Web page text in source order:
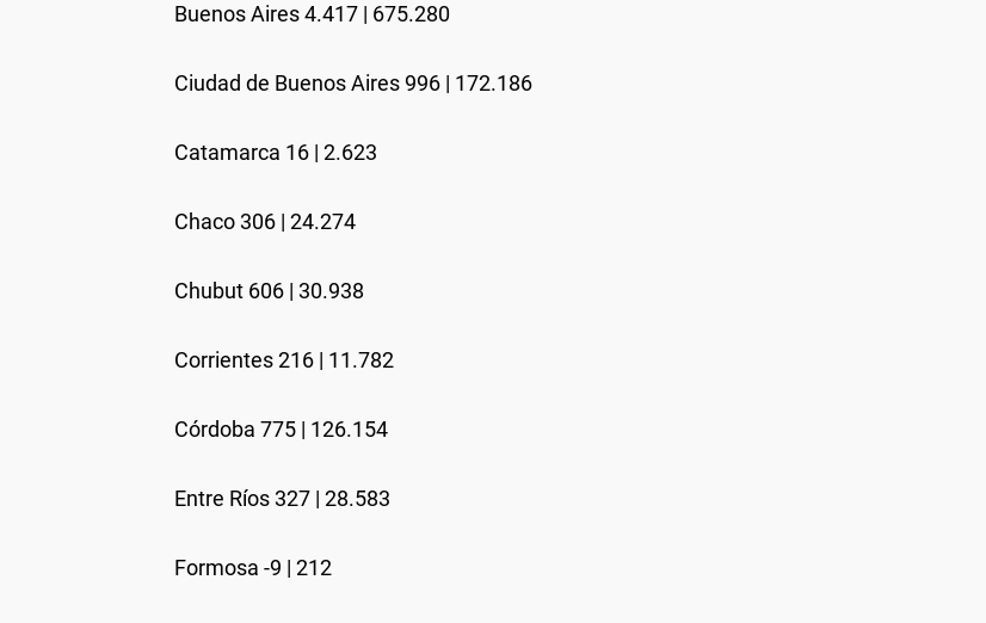
Buenos Aires 4.417 | 675.280
Ciudad de Buenos Aires 996 | 172.186
Catamarca 16 | 2.623
Chaco 306 | 24.274
Chubut 606 | 30.938
Corrientes 216 | 11.782
Córdoba 775 | 126.154
Entre Ríos 327 | 28.583
Formosa -9 | 212